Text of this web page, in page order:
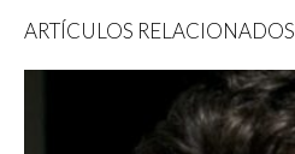
ARTÍCULOS RELACIONADOS